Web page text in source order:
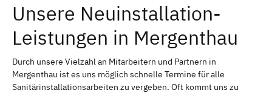
Unsere Neuinstallation-
Leistungen in Mergenthau
Durch unsere Vielzahl an Mitarbeitern und Partnern in
Mergenthau ist es uns möglich schnelle Termine für alle
Sanitärinstallationsarbeiten zu vergeben. Oft kommt uns zu